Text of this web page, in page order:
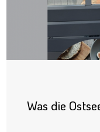
Was die